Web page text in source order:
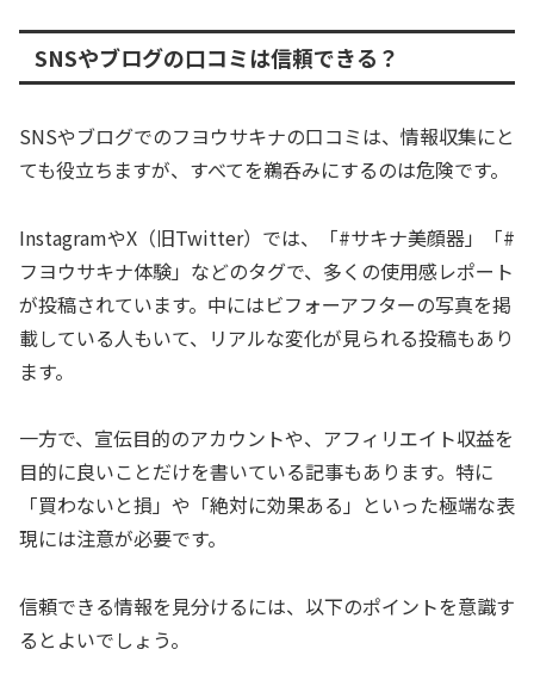
SNSやブログの口コミは信頼できる？
SNSやブログでのフヨウサキナの口コミは、情報収集にと
ても役立ちますが、すべてを鵜呑みにするのは危険です。
InstagramやX（旧Twitter）では、「#サキナ美顔器」「#
フヨウサキナ体験」などのタグで、多くの使用感レポート
が投稿されています。中にはビフォーアフターの写真を掲
載している人もいて、リアルな変化が見られる投稿もあり
ます。
一方で、宣伝目的のアカウントや、アフィリエイト収益を
目的に良いことだけを書いている記事もあります。特に
「買わないと損」や「絶対に効果ある」といった極端な表
現には注意が必要です。
信頼できる情報を見分けるには、以下のポイントを意識す
るとよいでしょう。